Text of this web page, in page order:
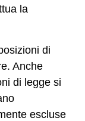
la
di
Anche
di legge si
escluse